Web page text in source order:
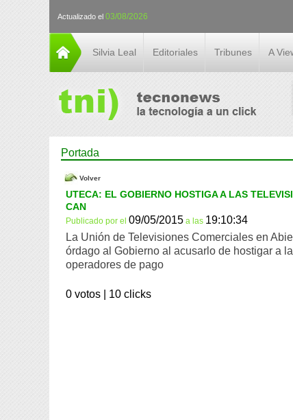
Actualizado el 03/08/2026
Silvia Leal Editoriales Tribunes A
Portada
Volver
UTECA: EL GOBIERNO HOSTIGA A LAS
CAN
Publicado por el 09/05/2015 a las 19:10:34
La Unión de Televisiones Comerciales en
órdago al Gobierno al acusarlo de hostigar a
operadores de pago
0 votos | 10 clicks